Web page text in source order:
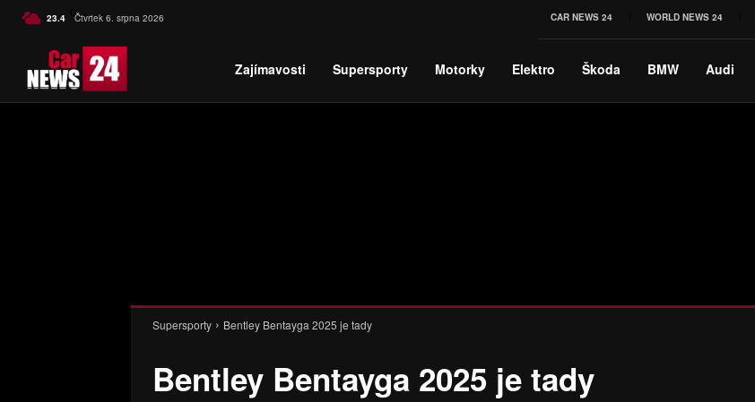
23.4 C Czech
Čtvrtek 6. srpna 2026 CAR NEWS 24 WORLD NEWS 24
Zajímavosti Supersporty Motorky Elektro Škoda BMW Audi
Supersporty Bentley Bentayga 2025 je tady
Bentley Bentayga 2025 je tady